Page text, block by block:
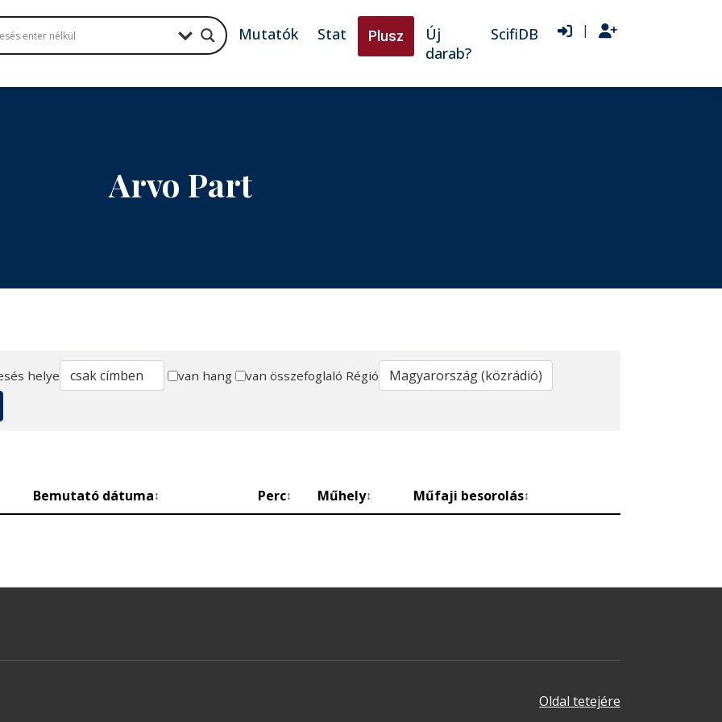
Mutatók Stat Plusz
Új
darab?
ScifiDB |
Arvo Part
helye van hang van összefoglaló Régió
Bemutató dátuma↕ Perc↕ Műhely↕ Műfaji besorolás↕
Oldal tetejére